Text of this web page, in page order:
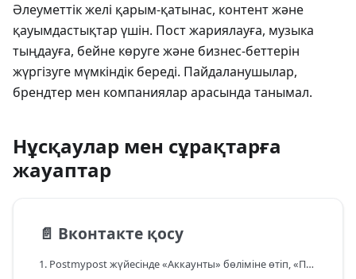
Әлеуметтік желі қарым-қатынас, контент және
қауымдастықтар үшін. Пост жариялауға, музыка
тыңдауға, бейне көруге және бизнес-беттерін
жүргізуге мүмкіндік береді. Пайдаланушылар,
брендтер мен компаниялар арасында танымал.
Нұсқаулар мен сұрақтарға
жауаптар
📄️ Вконтакте қосу
1. Postmypost жүйесінде «Аккаунты» бөліміне өтіп, «Подключить» түймесін басыңыз.